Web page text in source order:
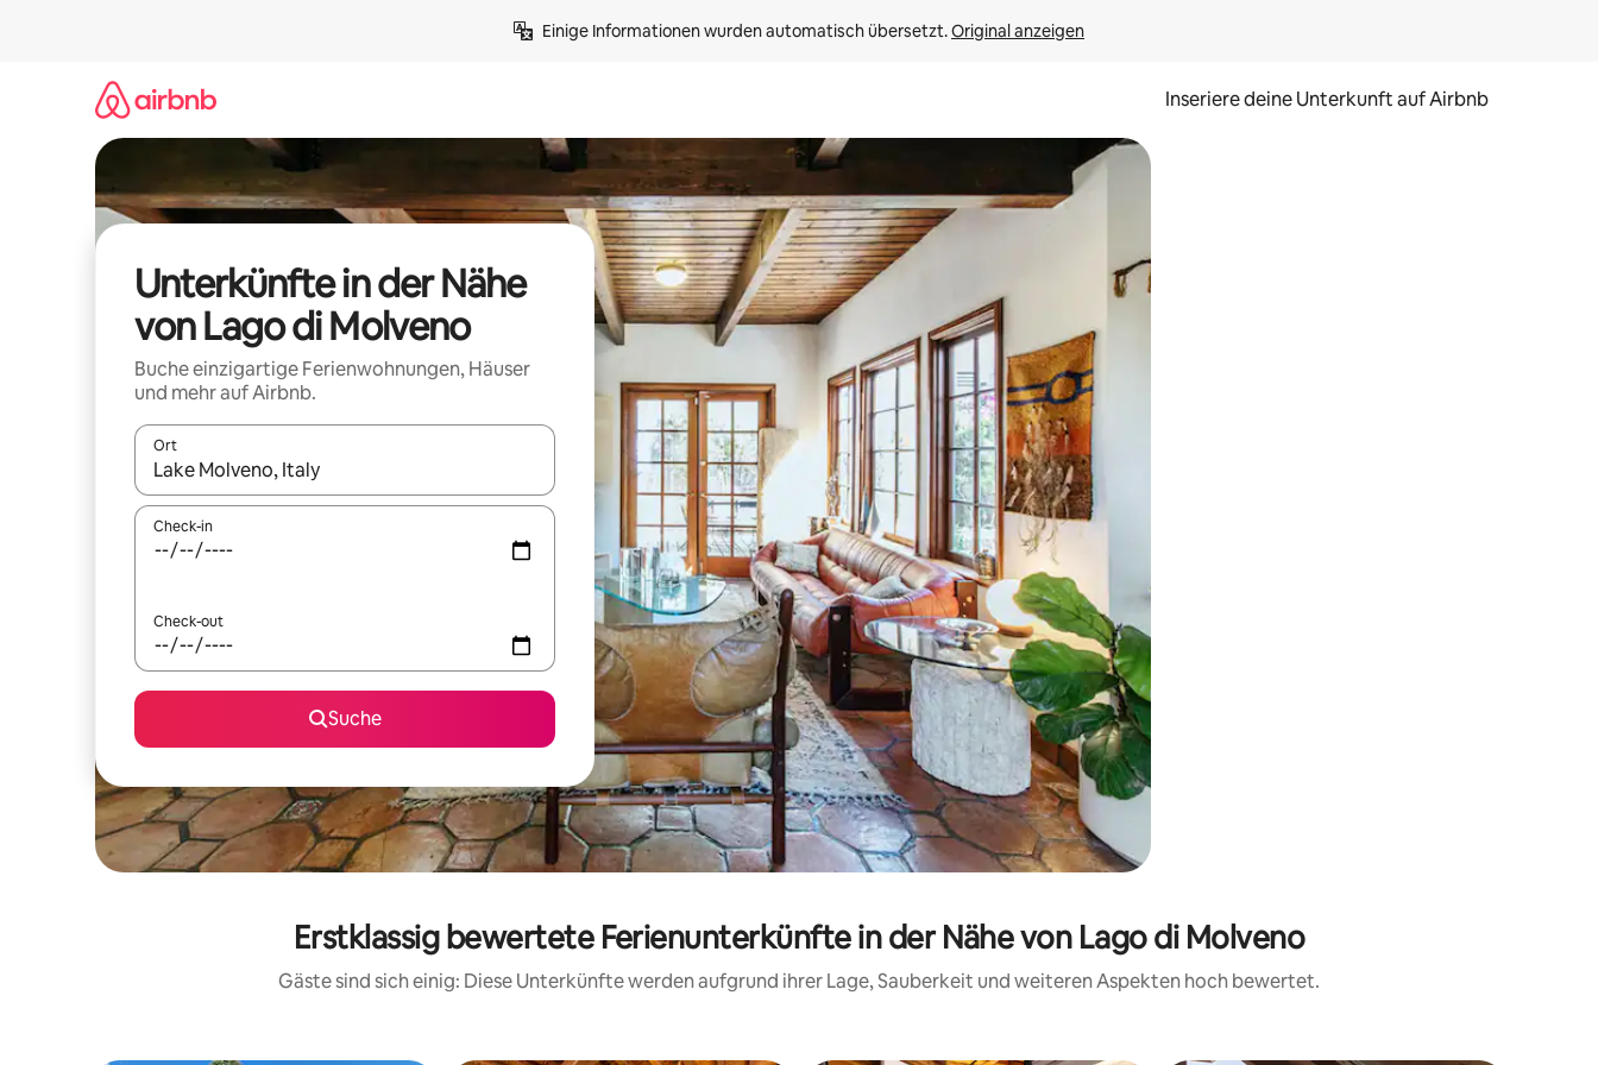
Einige Informationen wurden automatisch übersetzt. Original anzeigen
Inseriere deine Unterkunft auf Airbnb
Unterkünfte in der Nähe
von Lago di Molveno
Buche einzigartige Ferienwohnungen, Häuser
und mehr auf Airbnb.
Ort
Wenn Ergebnisse verfügbar sind, navigiere mit den Pfeiltasten nach oben und unten oder erkunde die Ergebnisse durch Berühren oder Wischgesten.
Check-in
Check-out
Suche
Erstklassig bewertete Ferienunterkünfte in der Nähe von Lago di Molveno
Gäste sind sich einig: Diese Unterkünfte werden aufgrund ihrer Lage, Sauberkeit und weiteren Aspekten hoch bewertet.